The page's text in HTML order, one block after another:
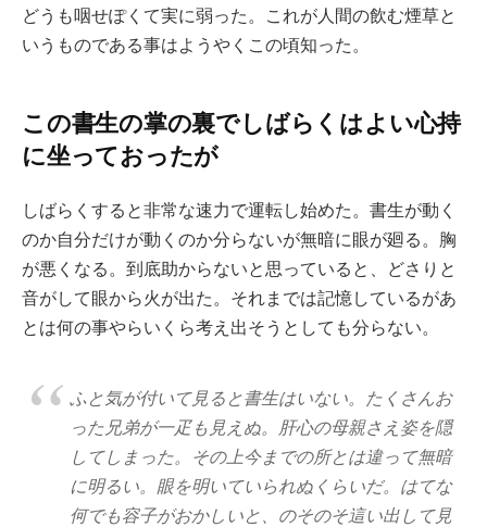
どうも咽せぽくて実に弱った。これが人間の飲む煙草と
いうものである事はようやくこの頃知った。
この書生の掌の裏でしばらくはよい心持
に坐っておったが
しばらくすると非常な速力で運転し始めた。書生が動く
のか自分だけが動くのか分らないが無暗に眼が廻る。胸
が悪くなる。到底助からないと思っていると、どさりと
音がして眼から火が出た。それまでは記憶しているがあ
とは何の事やらいくら考え出そうとしても分らない。
ふと気が付いて見ると書生はいない。たくさんお
った兄弟が一疋も見えぬ。肝心の母親さえ姿を隠
してしまった。その上今までの所とは違って無暗
に明るい。眼を明いていられぬくらいだ。はてな
何でも容子がおかしいと、のそのそ這い出して見